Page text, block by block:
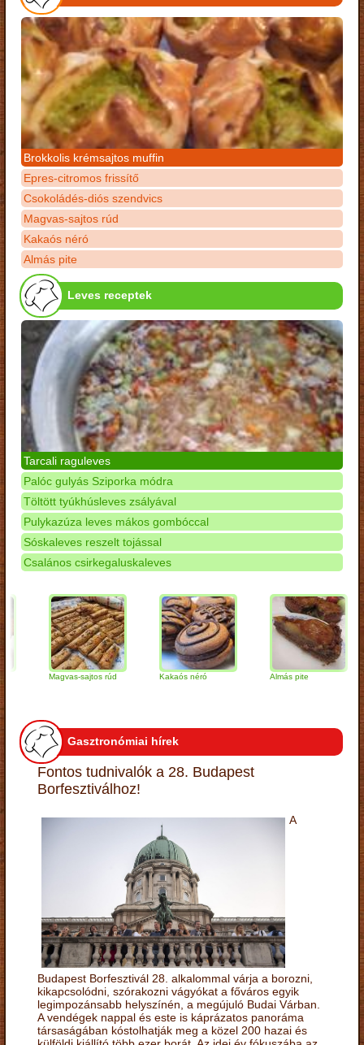
Brokkolis krémsajtos muffin
Epres-citromos frissítő
Csokoládés-diós szendvics
Magvas-sajtos rúd
Kakaós néró
Almás pite
Leves receptek
Tarcali raguleves
Palóc gulyás Sziporka módra
Töltött tyúkhúsleves zsályával
Pulykazúza leves mákos gombóccal
Sóskaleves reszelt tojással
Csalános csirkegaluskaleves
Magvas-sajtos rúd Kakaós néró Almás pite
Gasztronómiai hírek
Fontos tudnivalók a 28. Budapest
Borfesztiválhoz!
A
Budapest Borfesztivál 28. alkalommal várja a borozni,
kikapcsolódni, szórakozni vágyókat a főváros egyik
legimpozánsabb helyszínén, a megújuló Budai Várban.
A vendégek nappal és este is káprázatos panoráma
társaságában kóstolhatják meg a közel 200 hazai és